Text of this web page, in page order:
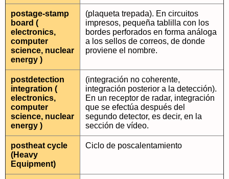
postage-stamp
board (
electronics,
computer
science, nuclear
energy )
(plaqueta trepada). En circuitos
impresos, pequeña tablilla con los
bordes perforados en forma análoga
a los sellos de correos, de donde
proviene el nombre.
postdetection
integration (
electronics,
computer
science, nuclear
energy )
(integración no coherente,
integración posterior a la detección).
En un receptor de radar, integración
que se efectúa después del
segundo detector, es decir, en la
sección de vídeo.
postheat cycle
(Heavy
Equipment)
Ciclo de poscalentamiento